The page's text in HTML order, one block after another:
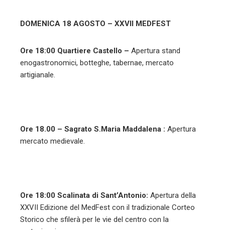
DOMENICA 18 AGOSTO – XXVII MEDFEST
Ore 18:00 Quartiere Castello – Apertura stand
enogastronomici, botteghe, tabernae, mercato
artigianale.
Ore 18.00 – Sagrato S.Maria Maddalena : Apertura
mercato medievale.
Ore 18:00 Scalinata di Sant’Antonio: Apertura della
XXVII Edizione del MedFest con il tradizionale Corteo
Storico che sfilerà per le vie del centro con la